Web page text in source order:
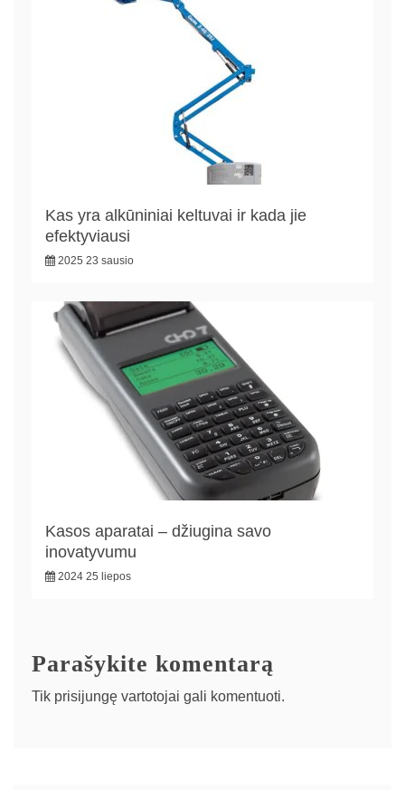
Kas yra alkūniniai keltuvai ir kada jie
efektyviausi
2025 23 sausio
Kasos aparatai – džiugina savo
inovatyvumu
2024 25 liepos
Parašykite komentarą
Tik prisijungę vartotojai gali komentuoti.